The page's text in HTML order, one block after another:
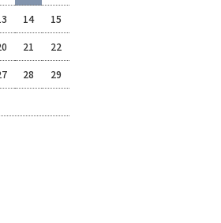
14 15
21 22
28 29